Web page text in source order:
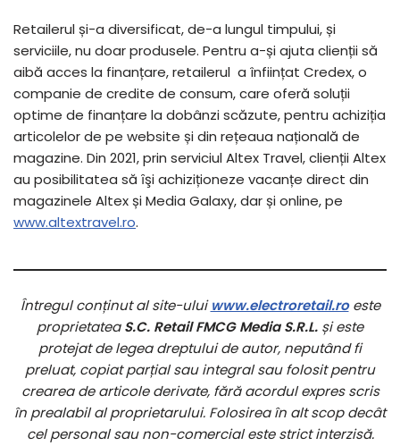
Retailerul și-a diversificat, de-a lungul timpului, și
serviciile, nu doar produsele. Pentru a-și ajuta clienții să
aibă acces la finanțare, retailerul a înființat Credex, o
companie de credite de consum, care oferă soluții
optime de finanțare la dobânzi scăzute, pentru achiziția
articolelor de pe website și din rețeaua națională de
magazine. Din 2021, prin serviciul Altex Travel, clienții Altex
au posibilitatea să ȋşi achiziționeze vacanțe direct din
magazinele Altex și Media Galaxy, dar și online, pe
www.altextravel.ro.
Întregul conținut al site-uluiwww.electroretail.roeste
proprietateaS.C. Retail FMCG Media S.R.L. și este
protejat de legea dreptului de autor, neputând fi
preluat, copiat parțial sau integral sau folosit pentru
crearea de articole derivate, fără acordul expres scris
în prealabil al proprietarului. Folosirea în alt scop decât
cel personal sau non-comercial este strict interzisă.